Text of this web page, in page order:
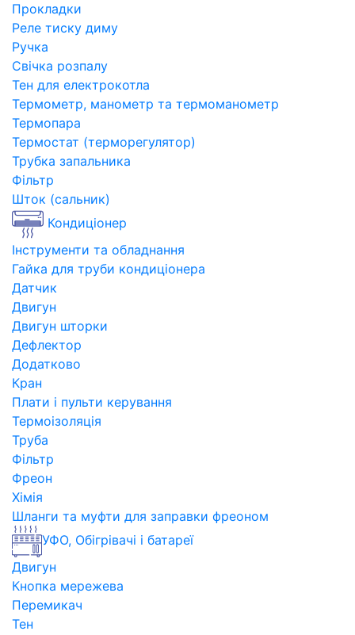
Прокладки
Реле тиску диму
Ручка
Свічка розпалу
Тен для електрокотла
Термометр, манометр та термоманометр
Термопара
Термостат (терморегулятор)
Трубка запальника
Фільтр
Шток (сальник)
Кондиціонер
Інструменти та обладнання
Гайка для труби кондиціонера
Датчик
Двигун
Двигун шторки
Дефлектор
Додатково
Кран
Плати і пульти керування
Термоізоляція
Труба
Фільтр
Фреон
Хімія
Шланги та муфти для заправки фреоном
УФО, Обігрівачі і батареї
Двигун
Кнопка мережева
Перемикач
Тен